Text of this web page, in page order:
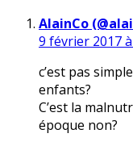
AlainCo
9 février 2017
c’est pas
enfants?
C’est la
époque non?